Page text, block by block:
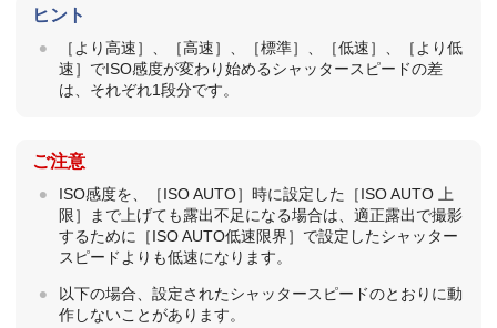
ヒント
［より高速］ ［高速］ ［標準］ ［低速］
［より低
速］ でISO感度が変わり始めるシャッタースピードの差
は、それぞれ1段分です。
ご注意
ISO感度を、 ［ISO AUTO］ 時に設定した ［ISO AUTO 上
限］
まで上げても露出不足になる場合は、適正露出で撮影
するために
［ISO AUTO低速限界］ で設定したシャッター
スピードよりも低速になります。
以下の場合、設定されたシャッタースピードのとおりに動
作しないことがあります。